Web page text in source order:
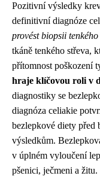
Pozitivní výsledky
definitivní diagnóze
provést biopsii tenkého
tkáně tenkého střeva,
přítomnost poškození
hraje klíčovou roli v
diagnostiky se
diagnóza celiakie
bezlepkové diety před
výsledkům.
v úplném vyloučení
pšenici, ječmeni a